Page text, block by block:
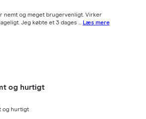
nemt og meget brugervenligt. Virker
Jeg købte et 3 dages ... Læs mere
og hurtigt
og hurtigt